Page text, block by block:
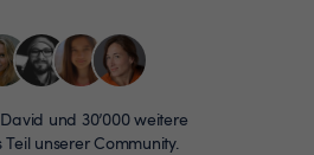
und 30’000 weitere
unserer Community.